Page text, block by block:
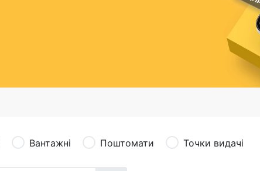
Вантажні Поштомати Точки видачі